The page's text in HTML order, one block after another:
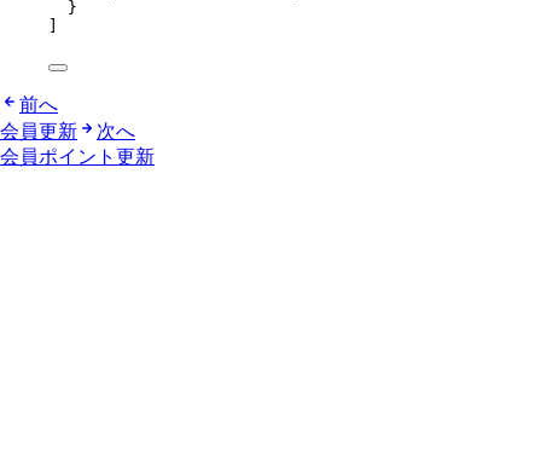
}
前へ
会員更新
次へ
会員ポイント更新